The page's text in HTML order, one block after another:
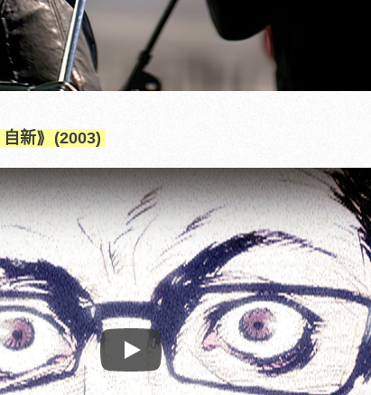
自新⟫ (2003)
Play